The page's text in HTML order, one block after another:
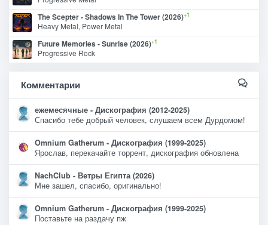
The Scepter - Shadows In The Tower (2026)+1
Heavy Metal, Power Metal
Future Memories - Sunrise (2026)+1
Progressive Rock
Комментарии
ежемесячные - Дискография (2012-2025)
Спасибо тебе добрый человек, слушаем всем Дурдомом!
Omnium Gatherum - Дискография (1999-2025)
Ярослав, перекачайте торрент, дискография обновлена
NachClub - Ветры Египта (2026)
Мне зашел, спасибо, оригинально!
Omnium Gatherum - Дискография (1999-2025)
Поставьте на раздачу пж